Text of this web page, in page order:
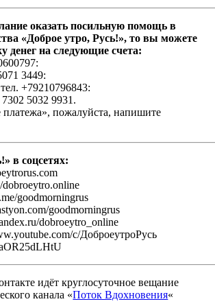
оказать посильную помощь в
«Доброе утро, Русь!», то вы можете
денег на следующие счета:
3449:
+79210796843:
5032 9931.
платежа», пожалуйста, напишите
в соцсетях:
goodmorningrus
goodmorningrus
dobroeytro_online
c/ДоброеутроРусь
идёт круглосуточное вещание
канала «Поток Вдохновения«